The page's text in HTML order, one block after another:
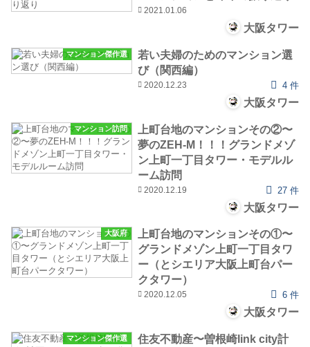
2021.01.06
大阪タワー
マンション傑作選
若い夫婦のためのマンション選
び（関西編）
2020.12.23 4 件
大阪タワー
マンション訪問
上町台地のマンションその②〜
夢のZEH-M！！！グランドメゾ
ン上町一丁目タワー・モデルル
ーム訪問
2020.12.19 27 件
大阪タワー
大阪府
上町台地のマンションその①〜
グランドメゾン上町一丁目タワ
ー（とシエリア大阪上町台パー
クタワー）
2020.12.05 6 件
大阪タワー
マンション傑作選
住友不動産〜曽根崎link city計